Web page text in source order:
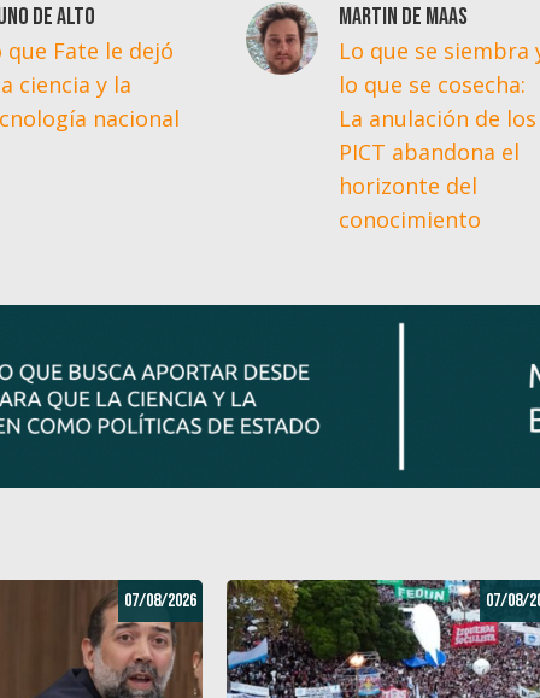
De Alto
que Fate le dejó
ciencia y la
nacional
Martin De Maas
Lo que se siembra
lo que se cosecha:
La anulación de los
PICT abandona el
horizonte del
conocimiento
07/08/2026 07/08/